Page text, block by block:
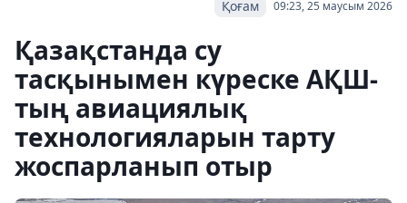
09:23, 25 маусым 2026
Қоғам
Қазақстанда су
тасқынымен күреске АҚШ-
тың авиациялық
технологияларын тарту
жоспарланып отыр